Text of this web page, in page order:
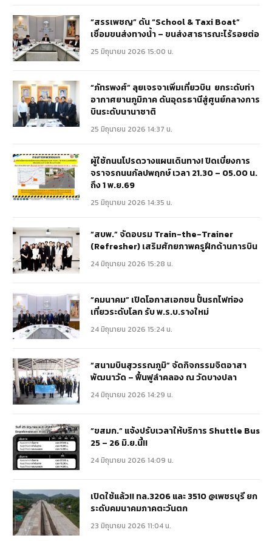
“สรรเพชญ” ดัน “School & Taxi Boat”
เชื่อมขนส่งทางน้ำ – ขนส่งสาธารณะไร้รอยต่อ
25 มิถุนายน 2026 15:00 น.
“ภัทรพงศ์” ลุยเจรจาเพิ่มเที่ยวบิน ยกระดับท่า
อากาศยานภูมิภาค ดันอุดรธานีสู่ศูนย์กลางการ
บินระดับนานาชาติ
25 มิถุนายน 2026 14:37 น.
ผู้ใช้ถนนโปรดวางแผนเดินทาง! ปิดเบี่ยงการ
จราจรถนนกัลปพฤกษ์ เวลา 21.30 – 05.00 น.
ถึง 1 พ.ย.69
25 มิถุนายน 2026 14:35 น.
“สบพ.” จัดอบรม Train-the-Trainer
(Refresher) เสริมศักยภาพครูฝึกด้านการบิน
24 มิถุนายน 2026 15:28 น.
“คมนาคม” เปิดโอกาสเอกชน ปั้นรถไฟท่อง
เที่ยวระดับโลก รับ พ.ร.บ.รางใหม่
24 มิถุนายน 2026 15:24 น.
“สนามบินสุวรรณภูมิ” จัดกิจกรรมจิตอาสา
พัฒนาวัด – ฟื้นฟูลำคลอง ณ วัดบางปลา
24 มิถุนายน 2026 14:29 น.
“ขสมก.” แจ้งปรับเวลาให้บริการ Shuttle Bus
25 – 26 มิ.ย.นี้!!
24 มิถุนายน 2026 14:09 น.
เปิดใช้แล้ว!! ทล.3206 และ 3510 @เพชรบุรี ยก
ระดับคมนาคมภาคตะวันตก
23 มิถุนายน 2026 11:04 น.